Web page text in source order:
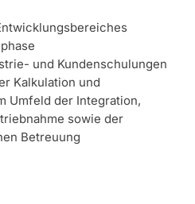
und Kundenschulungen
Kalkulation und
Umfeld der Integration,
sowie der
Betreuung